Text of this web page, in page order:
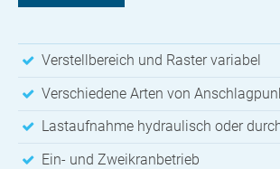
Verstellbereich und Raster variabel
Verschiedene Arten von
Lastaufnahme hydraulisch oder
Ein- und Zweikranbetrieb